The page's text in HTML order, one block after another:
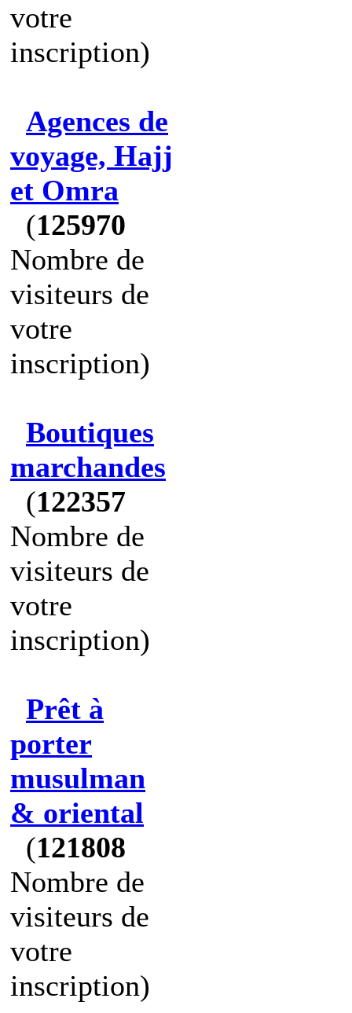
votre
inscription)
Agences de
voyage, Hajj
et Omra
(125970
Nombre de
visiteurs de
votre
inscription)
Boutiques
marchandes
(122357
Nombre de
visiteurs de
votre
inscription)
Prêt à
porter
musulman
& oriental
(121808
Nombre de
visiteurs de
votre
inscription)